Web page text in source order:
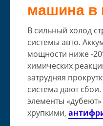
машина в
В сильный холод
системы авто.
мощности ниже -
химических
затрудняя
система дают
элементы «дубеют»
хрупкими,